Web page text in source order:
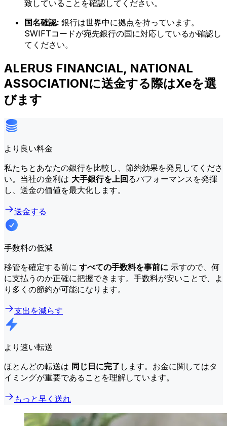
致していることを確認してください。
国名確認: 銀行は世界中に拠点を持っています。
SWIFTコードが宛先銀行の国に対応しているか確認し
てください。
ALERUS FINANCIAL, NATIONAL
ASSOCIATIONに送金する際はXeを選
びます
より良い料金
私たちとあなたの銀行を比較し、節約効果を発見してくださ
い。当社の金利は 大手銀行を上回るパフォーマンスを発揮
し、送金の価値を最大化します。
送金する
手数料の低減
移管を確定する前に すべての手数料を事前に 示すので、何
に支払うのか正確に把握できます。手数料が安いことで、よ
り多くの節約が可能になります。
支出を減らす
より速い転送
ほとんどの転送は 同じ日に完了 します。お金に関してはタ
イミングが重要であることを理解しています。
もっと早く送れ